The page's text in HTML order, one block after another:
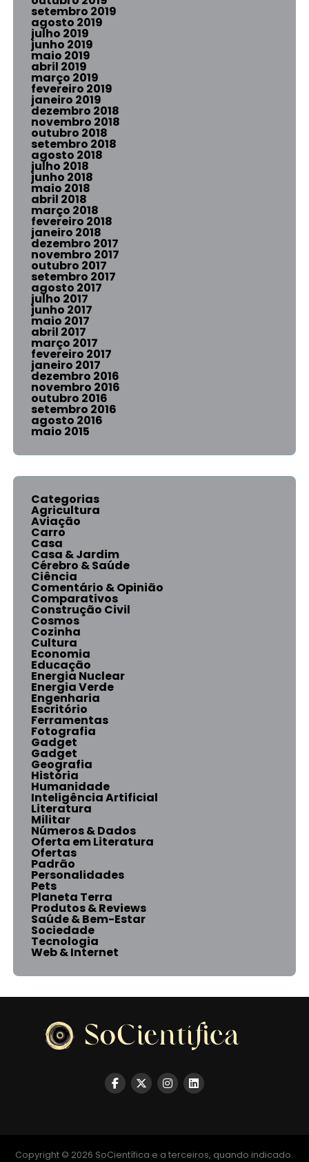
setembro 2019
agosto 2019
julho 2019
junho 2019
maio 2019
abril 2019
março 2019
fevereiro 2019
janeiro 2019
dezembro 2018
novembro 2018
outubro 2018
setembro 2018
agosto 2018
julho 2018
junho 2018
maio 2018
abril 2018
março 2018
fevereiro 2018
janeiro 2018
dezembro 2017
novembro 2017
outubro 2017
setembro 2017
agosto 2017
julho 2017
junho 2017
maio 2017
abril 2017
março 2017
fevereiro 2017
janeiro 2017
dezembro 2016
novembro 2016
outubro 2016
setembro 2016
agosto 2016
maio 2015
Categorias
Agricultura
Aviação
Carro
Casa
Casa & Jardim
Cérebro & Saúde
Ciência
Comentário & Opinião
Comparativos
Construção Civil
Cosmos
Cozinha
Cultura
Economia
Educação
Energia Nuclear
Energia Verde
Engenharia
Escritório
Ferramentas
Fotografia
Gadget
Gadget
Geografia
História
Humanidade
Inteligência Artificial
Literatura
Militar
Números & Dados
Oferta em Literatura
Ofertas
Padrão
Personalidades
Pets
Planeta Terra
Produtos & Reviews
Saúde & Bem-Estar
Sociedade
Tecnologia
Web & Internet
Copyright © 2026 SoCientífica e a terceiros, quando indicado.